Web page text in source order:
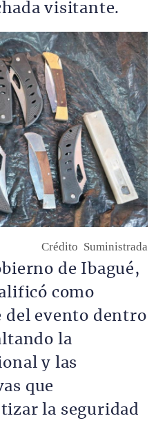
visitante.
Crédito Suministrada
de Ibagué,
como
del evento dentro
la
y las
que
la seguridad